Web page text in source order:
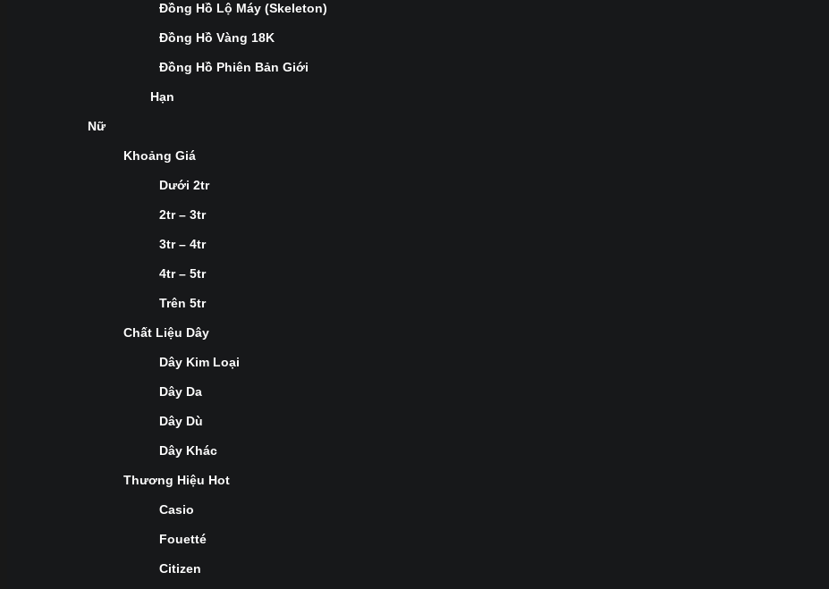
Đồng Hồ Lộ Máy (Skeleton)
Đồng Hồ Vàng 18K
Đồng Hồ Phiên Bản Giới
Hạn
Nữ
Khoảng Giá
Dưới 2tr
2tr – 3tr
3tr – 4tr
4tr – 5tr
Trên 5tr
Chất Liệu Dây
Dây Kim Loại
Dây Da
Dây Dù
Dây Khác
Thương Hiệu Hot
Casio
Fouetté
Citizen